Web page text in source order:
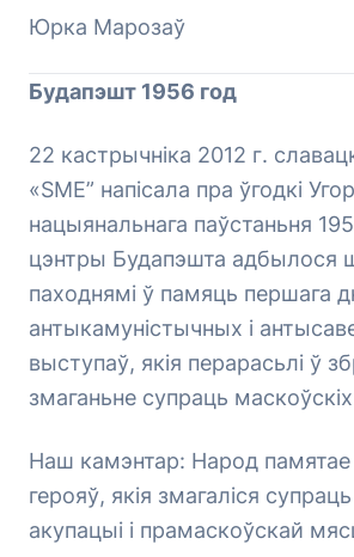
Юрка Марозаў
Будапэшт 1956 год
22 кастрычніка 2012 г.
«SME” напісала пра ўгодкі
нацыянальнага паўстаньня
цэнтры Будапэшта адбылося
паходнямі ў памяць першага
антыкамуністычных і
выступаў, якія перарасьлі ў
змаганьне супраць
Наш камэнтар: Народ памятае
герояў, якія змагаліся
акупацыі і прамаскоўскай